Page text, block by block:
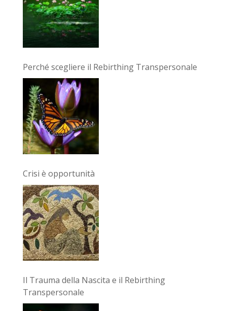
Perché scegliere il Rebirthing Transpersonale
Crisi è opportunità
Il Trauma della Nascita e il Rebirthing
Transpersonale